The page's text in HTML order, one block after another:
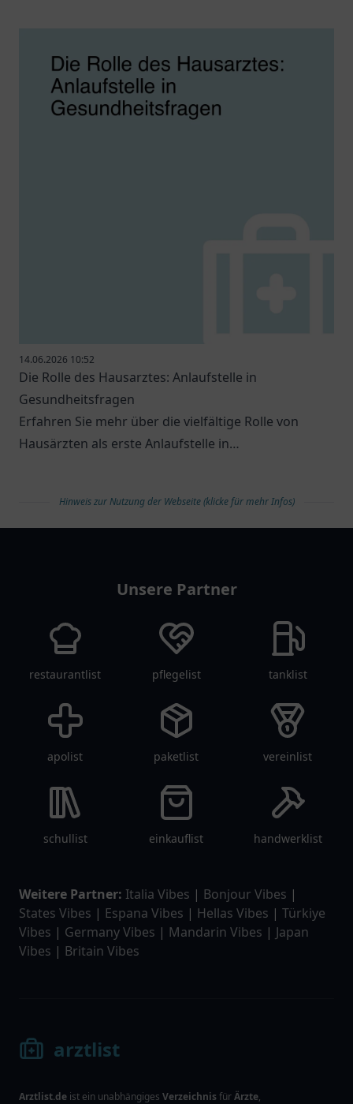
14.06.2026 10:52
Die Rolle des Hausarztes: Anlaufstelle in
Gesundheitsfragen
Erfahren Sie mehr über die vielfältige Rolle von
Hausärzten als erste Anlaufstelle in
Hinweis zur Nutzung der Webseite (klicke für mehr Infos)
Unsere Partner
restaurantlist pflegelist tanklist
apolist paketlist vereinlist
schullist einkauflist handwerklist
Weitere Partner: Italia Vibes | Bonjour Vibes |
States Vibes | Espana Vibes | Hellas Vibes | Türkiye
Vibes | Germany Vibes | Mandarin Vibes | Japan
Vibes | Britain Vibes
arztlist
Arztlist.de ist ein unabhängiges VerzeichnisfürÄrzte,